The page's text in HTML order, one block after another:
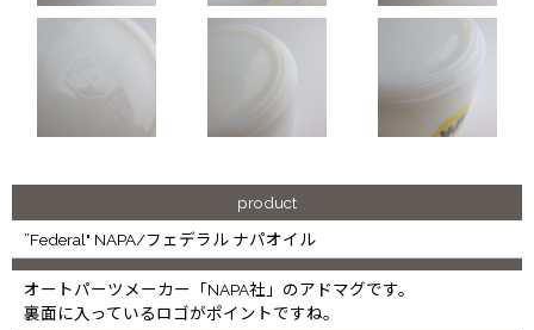
product
”Federal" NAPA/フェデラル ナパオイル
オートパーツメーカー「NAPA社」のアドマグです。
裏面に入っているロゴがポイントですね。